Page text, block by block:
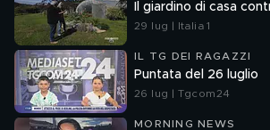
Il giardino di casa
29 lug | Italia 1
IL TG DEI RAGAZZI
Puntata del 26 luglio
26 lug | Tgcom24
MORNING NEWS